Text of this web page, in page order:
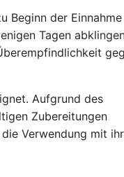
Beginn der
Tagen
Aufgrund des
Zubereitungen
Verwendung mit